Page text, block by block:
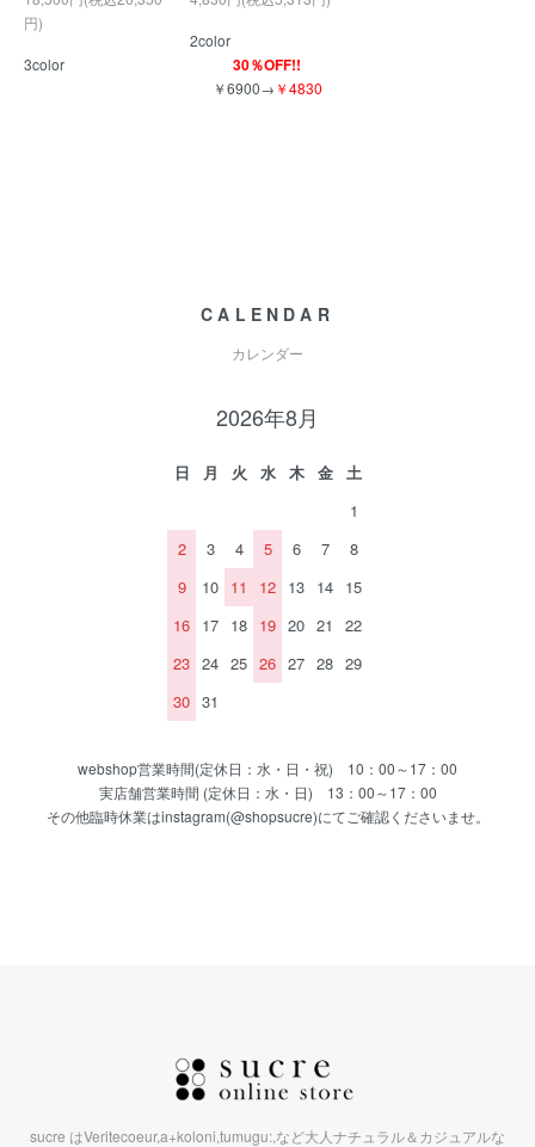
円)
3color
2color
30％OFF!!
￥6900→ ￥4830
CALENDAR
カレンダー
2026年8月
日 月 火 水 木 金
土
1
2
3 4 5 6 7
8
9
10 11 12 13 14 15
16 17 18 19 20 21
22
23 24 25 26 27 28 29
30 31
webshop営業時間(定休日：水・日・祝) 10：00～17：00
実店舗営業時間 (定休日：水・日) 13：00～17：00
その他臨時休業はinstagram(@shopsucre)にてご確認くださいませ。
sucre はVeritecoeur,a+koloni,tumugu:,など大人ナチュラル＆カジュアルな